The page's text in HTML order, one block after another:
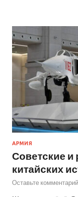
АРМИЯ
Советские и
китайских
Оставьте комментарий